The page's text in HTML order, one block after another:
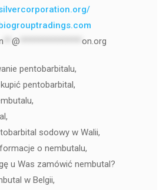
@ on.org
pentobarbitalu,
pentobarbital,
sodowy w Walii,
o nembutalu,
u Was zamówić nembutal?
w Belgii,